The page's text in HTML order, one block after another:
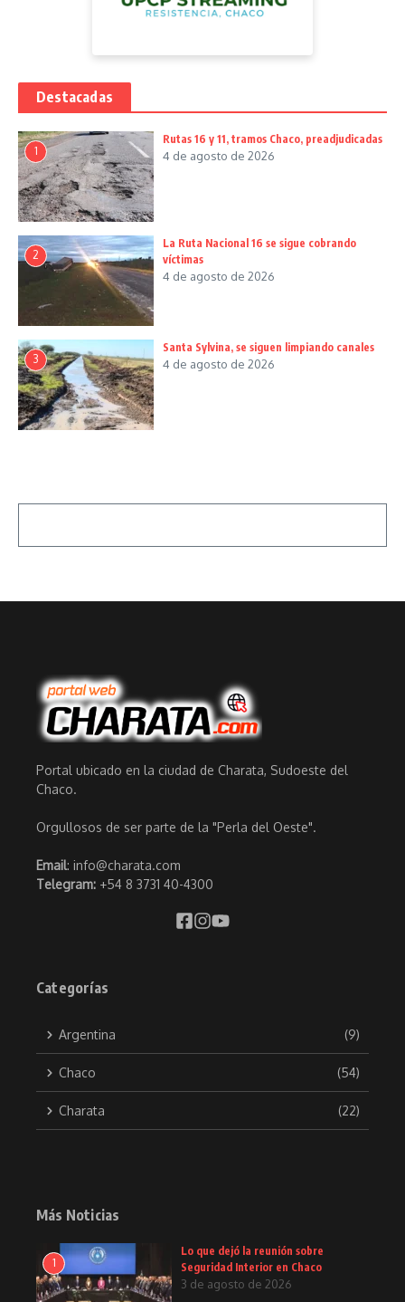
Destacadas
1
Rutas 16 y 11, tramos Chaco, preadjudicadas
4 de agosto de 2026
2
La Ruta Nacional 16 se sigue cobrando
víctimas
4 de agosto de 2026
3
Santa Sylvina, se siguen limpiando canales
4 de agosto de 2026
Portal ubicado en la ciudad de Charata, Sudoeste del
Chaco.
Orgullosos de ser parte de la "Perla del Oeste".
Email: info@charata.com
Telegram: +54 8 3731 40-4300
Categorías
Argentina (9)
Chaco (54)
Charata (22)
Más Noticias
1
Lo que dejó la reunión sobre
Seguridad Interior en Chaco
3 de agosto de 2026